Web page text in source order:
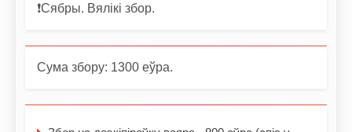
❗️Сябры. Вялікі збор.
Сума збору: 1300 еўра.